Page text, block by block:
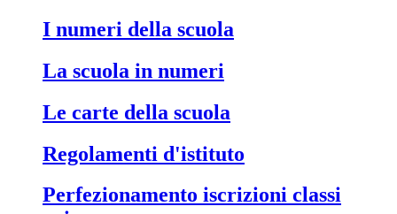
i numeri della scuola
la scuola in numeri
le carte della scuola
regolamenti d'istituto
perfezionamento iscrizioni classi